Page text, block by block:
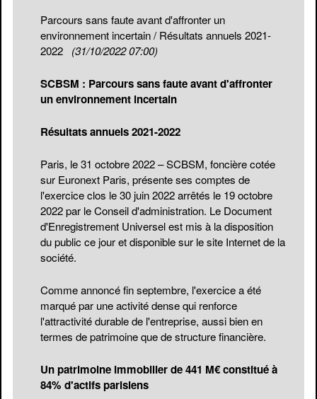
Parcours sans faute avant d'affronter un
environnement incertain / Résultats annuels 2021-
2022 (31/10/2022 07:00)
SCBSM : Parcours sans faute avant d'affronter
un environnement incertain
Résultats annuels 2021-2022
Paris, le 31 octobre 2022 – SCBSM, foncière cotée
sur Euronext Paris, présente ses comptes de
l'exercice clos le 30 juin 2022 arrêtés le 19 octobre
2022 par le Conseil d'administration. Le Document
d'Enregistrement Universel est mis à la disposition
du public ce jour et disponible sur le site Internet de la
société.
Comme annoncé fin septembre, l'exercice a été
marqué par une activité dense qui renforce
l'attractivité durable de l'entreprise, aussi bien en
termes de patrimoine que de structure financière.
Un patrimoine immobilier de 441 M€ constitué à
84% d'actifs parisiens